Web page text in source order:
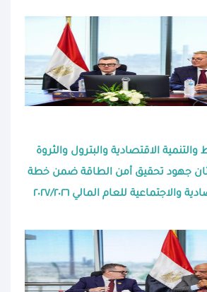
والتنمية الاقتصادية والبترول والثروة
جهود تحقيق أمن الطاقة ضمن خطة
والاجتماعية للعام المالي ٢٠٢٧/٢٠٢٦